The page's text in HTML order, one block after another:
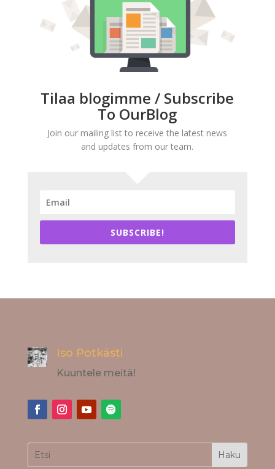
Tilaa blogimme / Subscribe
To OurBlog
Join our mailing list to receive the latest news
and updates from our team.
SUBSCRIBE!
Iso Potkästi
Kuuntele meitä!